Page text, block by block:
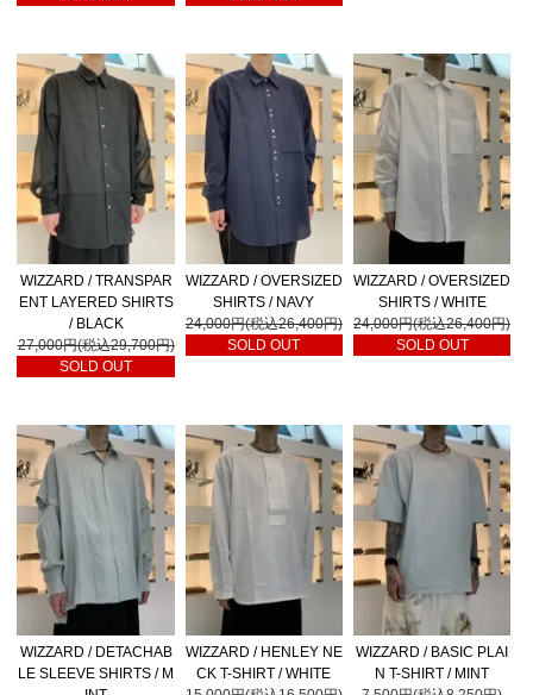
WIZZARD / TRANSPAR
ENT LAYERED SHIRTS
/ BLACK
27,000円(税込29,700円)
SOLD OUT
WIZZARD / OVERSIZED
SHIRTS / NAVY
24,000円(税込26,400円)
SOLD OUT
WIZZARD / OVERSIZED
SHIRTS / WHITE
24,000円(税込26,400円)
SOLD OUT
WIZZARD / DETACHAB
LE SLEEVE SHIRTS / M
WIZZARD / HENLEY NE
CK T-SHIRT / WHITE
WIZZARD / BASIC PLAI
N T-SHIRT / MINT